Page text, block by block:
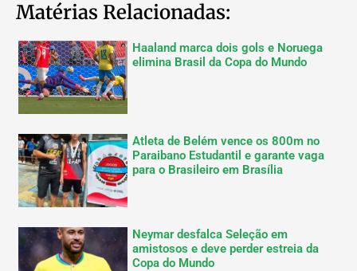
Matérias Relacionadas:
Haaland marca dois gols e Noruega
elimina Brasil da Copa do Mundo
Atleta de Belém vence os 800m no
Paraibano Estudantil e garante vaga
para o Brasileiro em Brasília
Neymar desfalca Seleção em
amistosos e deve perder estreia da
Copa do Mundo